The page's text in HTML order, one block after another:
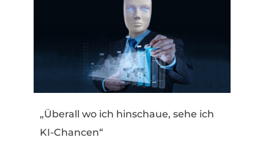
„Überall wo ich hinschaue, sehe ich
KI-Chancen“